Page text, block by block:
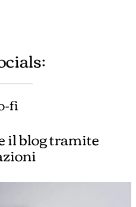
fi
il blog tramite